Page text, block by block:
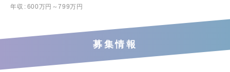
年収 600万円～799万円
募集情報